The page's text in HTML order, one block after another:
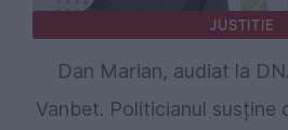
JUSTITIE
Dan Marian, audiat la
Vanbet. Politicianul susține